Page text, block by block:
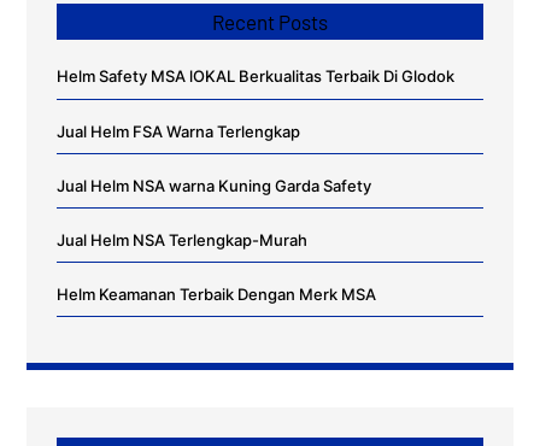
Recent Posts
Helm Safety MSA lOKAL Berkualitas Terbaik Di Glodok
Jual Helm FSA Warna Terlengkap
Jual Helm NSA warna Kuning Garda Safety
Jual Helm NSA Terlengkap-Murah
Helm Keamanan Terbaik Dengan Merk MSA